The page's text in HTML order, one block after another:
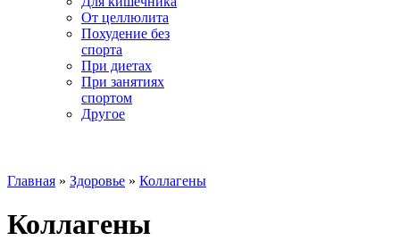
От целлюлита
Похудение без
спорта
При диетах
При занятиях
спортом
Другое
Главная » Здоровье » Коллагены
Коллагены